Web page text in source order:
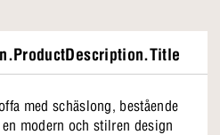
med schäslong, bestående
modern och stilren design